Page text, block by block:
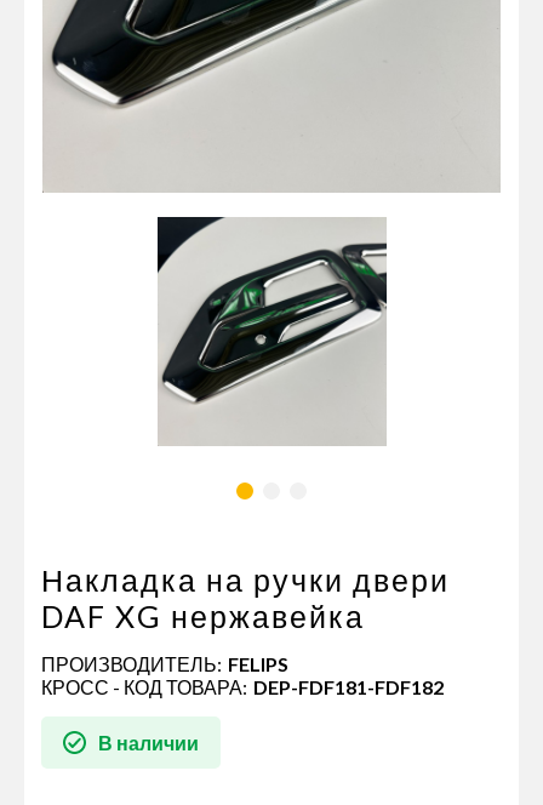
Малый коммерческий транспорт
Маркировочные знаки и светоотражатели
Пневматические соединения
Инструменты
Оснащение прицепов
Автономное отопление и
кондиционировани
Стяжные ремни и тросы
Накладка на ручки двери
DAF XG нержавейка
ПРОИЗВОДИТЕЛЬ: FELIPS
КРОСС - КОД ТОВАРА: DEP-FDF181-FDF182
В наличии